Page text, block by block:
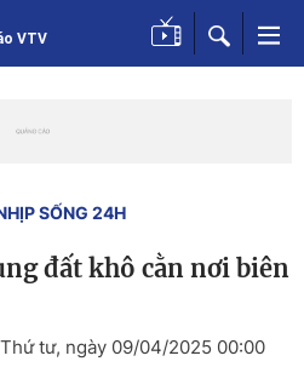
VTV
SỐNG 24H
đất khô cằn nơi biên
Thứ tư, ngày 09/04/2025 00:00